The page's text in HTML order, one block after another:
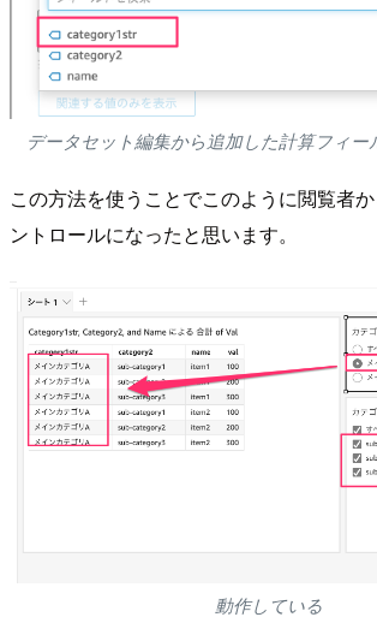
データセット編集から追加した計算フィー
この方法を使うことでこのように閲覧者
ントロールになったと思います。
動作している